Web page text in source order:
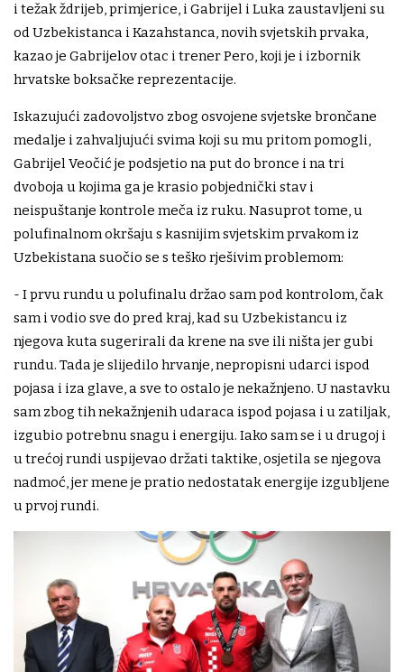
i težak ždrijeb, primjerice, i Gabrijel i Luka zaustavljeni su
od Uzbekistanca i Kazahstanca, novih svjetskih prvaka,
kazao je Gabrijelov otac i trener Pero, koji je i izbornik
hrvatske boksačke reprezentacije.
Iskazujući zadovoljstvo zbog osvojene svjetske brončane
medalje i zahvaljujući svima koji su mu pritom pomogli,
Gabrijel Veočić je podsjetio na put do bronce i na tri
dvoboja u kojima ga je krasio pobjednički stav i
neispuštanje kontrole meča iz ruku. Nasuprot tome, u
polufinalnom okršaju s kasnijim svjetskim prvakom iz
Uzbekistana suočio se s teško rješivim problemom:
- I prvu rundu u polufinalu držao sam pod kontrolom, čak
sam i vodio sve do pred kraj, kad su Uzbekistancu iz
njegova kuta sugerirali da krene na sve ili ništa jer gubi
rundu. Tada je slijedilo hrvanje, nepropisni udarci ispod
pojasa i iza glave, a sve to ostalo je nekažnjeno. U nastavku
sam zbog tih nekažnjenih udaraca ispod pojasa i u zatiljak,
izgubio potrebnu snagu i energiju. Iako sam se i u drugoj i
u trećoj rundi uspijevao držati taktike, osjetila se njegova
nadmoć, jer mene je pratio nedostatak energije izgubljene
u prvoj rundi.